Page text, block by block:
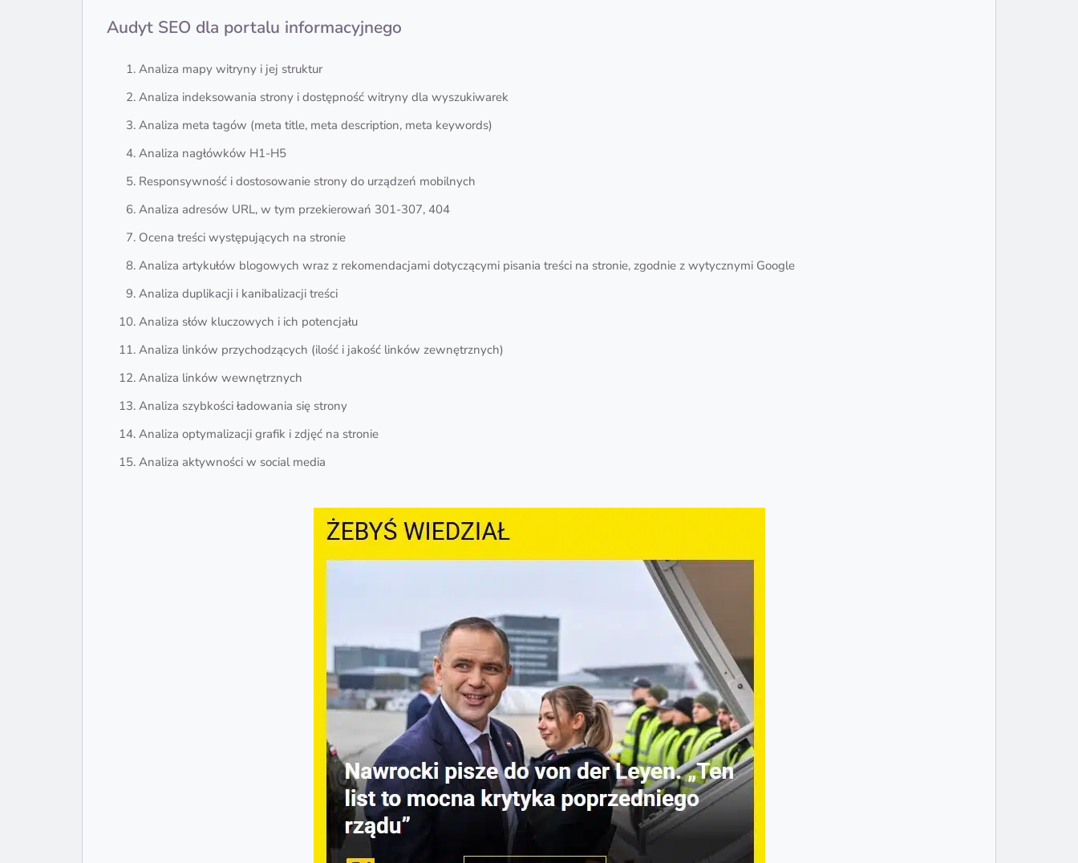
Audyt SEO dla portalu informacyjnego
Analiza mapy witryny i jej struktur
Analiza indeksowania strony i dostępność witryny dla wyszukiwarek
Analiza meta tagów (meta title, meta description, meta keywords)
Analiza nagłówków H1-H5
Responsywność i dostosowanie strony do urządzeń mobilnych
Analiza adresów URL, w tym przekierowań 301-307, 404
Ocena treści występujących na stronie
Analiza artykułów blogowych wraz z rekomendacjami dotyczącymi pisania treści na stronie, zgodnie z wytycznymi Google
Analiza duplikacji i kanibalizacji treści
Analiza słów kluczowych i ich potencjału
Analiza linków przychodzących (ilość i jakość linków zewnętrznych)
Analiza linków wewnętrznych
Analiza szybkości ładowania się strony
Analiza optymalizacji grafik i zdjęć na stronie
Analiza aktywności w social media